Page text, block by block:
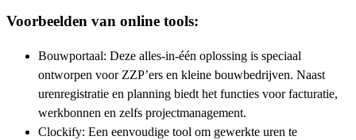
Voorbeelden van online tools:
Bouwportaal: Deze alles-in-één oplossing is speciaal
ontworpen voor ZZP’ers en kleine bouwbedrijven. Naast
urenregistratie en planning biedt het functies voor facturatie,
werkbonnen en zelfs projectmanagement.
Clockify: Een eenvoudige tool om gewerkte uren te